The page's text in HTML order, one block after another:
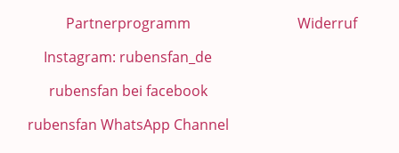
Partnerprogramm
Instagram: rubensfan_de
rubensfan bei facebook
rubensfan WhatsApp Channel
Widerruf